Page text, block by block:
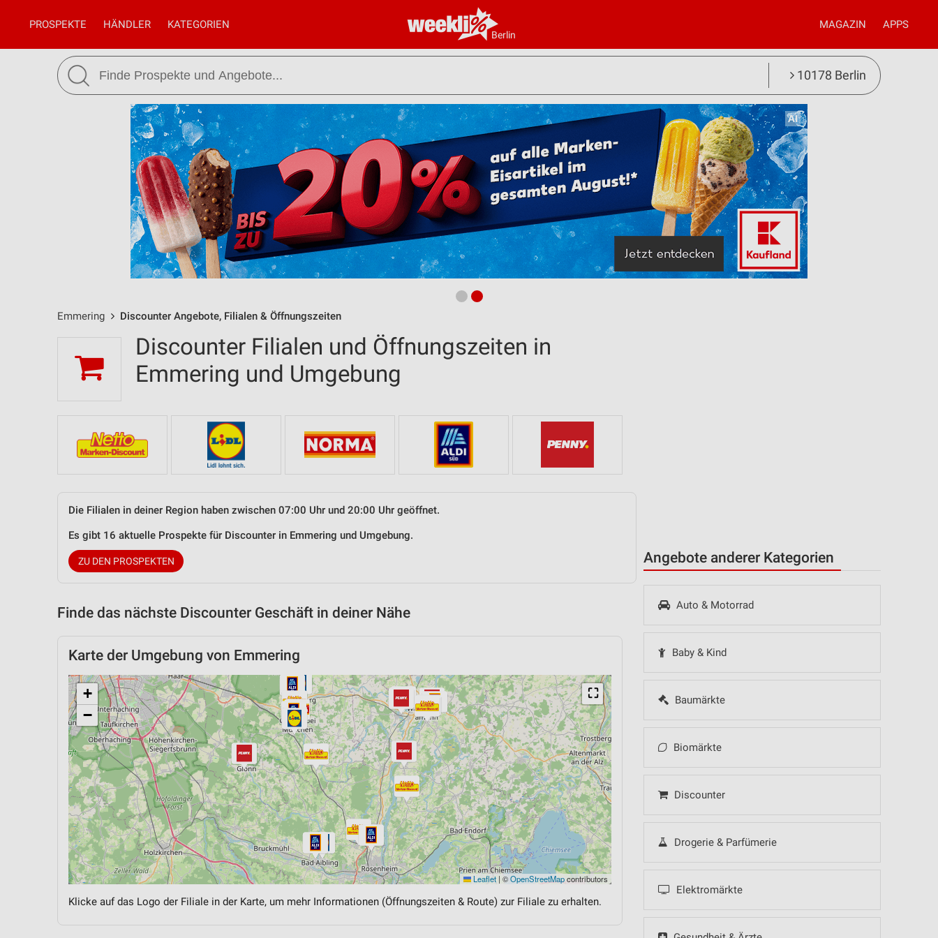
Berlin
PROSPEKTE HÄNDLER KATEGORIEN MAGAZIN APPS
10178 Berlin
Emmering Discounter Angebote, Filialen & Öffnungszeiten
Angebote anderer Kategorien
Auto & Motorrad
Baby & Kind
Baumärkte
Biomärkte
Discounter
Drogerie & Parfümerie
Elektromärkte
Discounter Filialen und Öffnungszeiten in
Emmering und Umgebung
Die Filialen in deiner Region haben zwischen 07:00 Uhr und 20:00 Uhr geöffnet.
Es gibt 16 aktuelle Prospekte für Discounter in Emmering und Umgebung.
ZU DEN PROSPEKTEN
Finde das nächste Discounter Geschäft in deiner Nähe
Karte der Umgebung von Emmering
⛶
+
−
Leaflet | ©OpenStreetMapcontributors
Klicke auf das Logo der Filiale in der Karte, um mehr Informationen (Öffnungszeiten & Route) zur Filiale zu erhalten.